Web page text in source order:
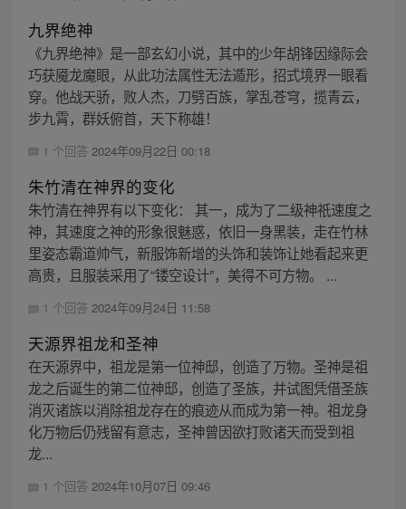
九界绝神
《九界绝神》是一部玄幻小说，其中的少年胡锋因缘际会
巧获魇龙魔眼，从此功法属性无法遁形，招式境界一眼看
穿。他战天骄，败人杰，刀劈百族，掌乱苍穹，揽青云，
步九霄，群妖俯首，天下称雄！
1 个回答 2024年09月22日 00:18
朱竹清在神界的变化
朱竹清在神界有以下变化： 其一，成为了二级神祇速度之
神，其速度之神的形象很魅惑，依旧一身黑装，走在竹林
里姿态霸道帅气，新服饰新增的头饰和装饰让她看起来更
高贵，且服装采用了“镂空设计”，美得不可方物。 ...
1 个回答 2024年09月24日 11:58
天源界祖龙和圣神
在天源界中，祖龙是第一位神邸，创造了万物。圣神是祖
龙之后诞生的第二位神邸，创造了圣族，并试图凭借圣族
消灭诸族以消除祖龙存在的痕迹从而成为第一神。祖龙身
化万物后仍残留有意志，圣神曾因欲打败诸天而受到祖
龙...
1 个回答 2024年10月07日 09:46